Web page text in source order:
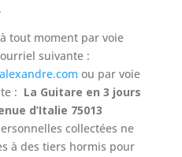
tout moment par voie
suivante :
ou par voie
: La Guitare en 3 jours
d’Italie 75013
collectées ne
à des tiers hormis pour